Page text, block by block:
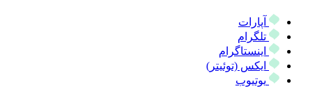
آپارات
تلگرام
اینستاگرام
ایکس (توئیتر)
یوتیوب